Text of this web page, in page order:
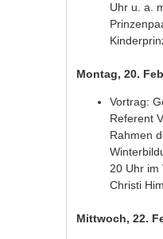
Uhr u. a.
Montag, 20.
Vortrag:
Referent
Rahmen
20 Uhr im
Christi
Mittwoch, 22.